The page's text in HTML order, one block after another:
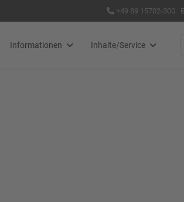
+49 89 15702-300
Informationen Inhalte/Service